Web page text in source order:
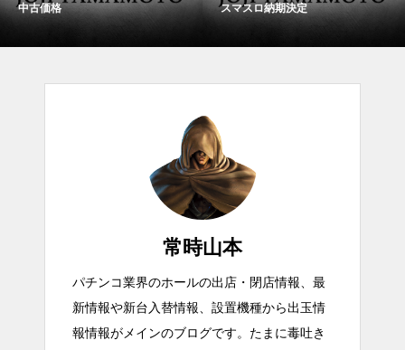
中古価格
スマスロ納期決定
常時山本
パチンコ業界のホールの出店・閉店情報、最
新情報や新台入替情報、設置機種から出玉情
報情報がメインのブログです。たまに毒吐き